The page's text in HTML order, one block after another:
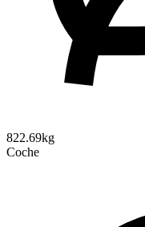
822.69kg
Coche